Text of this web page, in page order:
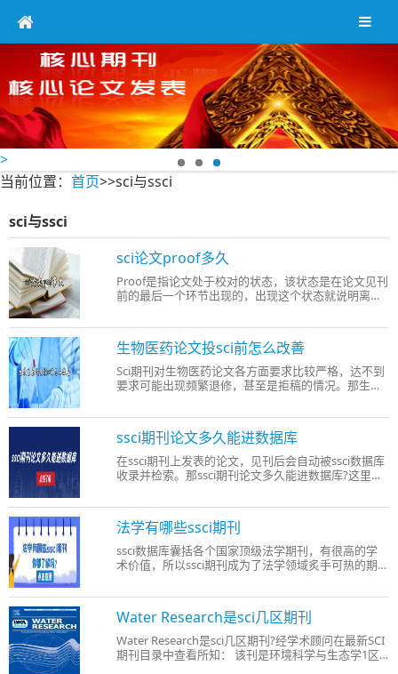
中英文核心期刊咨询网
>
当前位置： 首页>>sci与ssci
sci与ssci
sci论文proof多久
Proof是指论文处于校对的状态，该状态是在论文见刊
前的最后一个环节出现的，出现这个状态就说明离见
呢?下面学术顾问就多年经验给大家介绍介绍。 一、
sci论文投稿到proof流程和时间： 1、Sci论文投稿之
后首先要经过的是
生物医药论文投sci前怎么改善
Sci期刊对生物医药论文各方面要求比较严格，达不到
要求可能出现频繁退修，甚至是拒稿的情况。那生物
路，尽早见刊。本文给大家总结了以下几点需要作者
投稿sci论文前需要改善的地方。 1、文章内容 文章内
容是决定论文能否
ssci期刊论文多久能进数据库
在ssci期刊上发表的论文，见刊后会自动被ssci数据库
收录并检索。那ssci期刊论文多久能进数据库?这里介
据库，被大家检索到。 论文见刊到被收录周期相对比
较短，但是从论文投稿到见刊周期就比较长了，快则
可能需要6-9个
法学有哪些ssci期刊
ssci数据库囊括各个国家顶级法学期刊，有很高的学
术价值，所以ssci期刊成为了法学领域炙手可热的期
投稿。那法学有哪些ssci期刊呢?为方便大家选择，本
文给大家总结了一些分享给大家： 1、
ADMINISTRATIVE LAW REVIEW 2、A
Water Research是sci几区期刊
Water Research是sci几区期刊?经学术顾问在最新SCI
期刊目录中查看所知： 该刊是环境科学与生态学1区